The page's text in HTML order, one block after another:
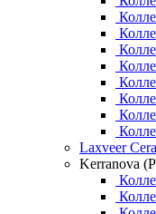
Laxveer
Kerranova